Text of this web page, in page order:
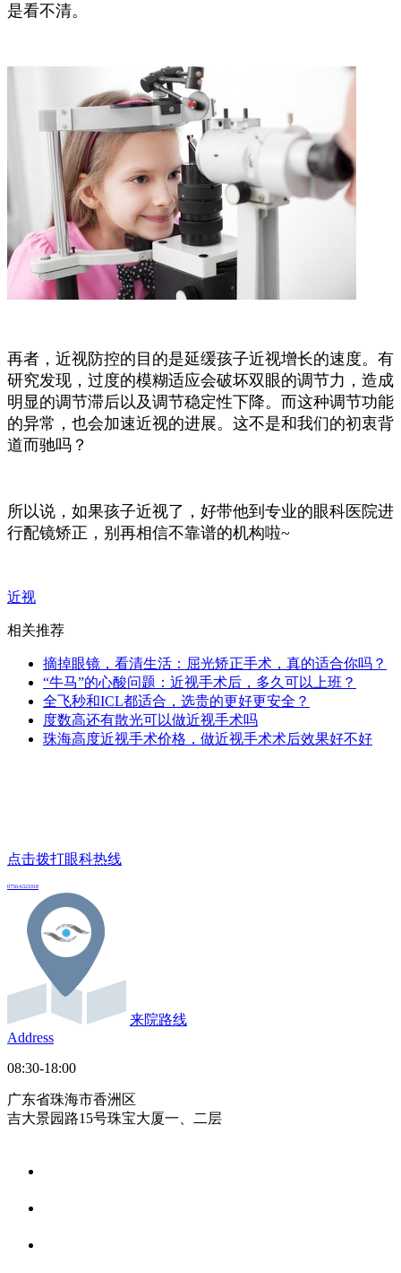
是看不清。
再者，近视防控的目的是延缓孩子近视增长的速度。有
研究发现，过度的模糊适应会破坏双眼的调节力，造成
明显的调节滞后以及调节稳定性下降。而这种调节功能
的异常，也会加速近视的进展。这不是和我们的初衷背
道而驰吗？
所以说，如果孩子近视了，好带他到专业的眼科医院进
行配镜矫正，别再相信不靠谱的机构啦~
近视
相关推荐
摘掉眼镜，看清生活：屈光矫正手术，真的适合你吗？
“牛马”的心酸问题：近视手术后，多久可以上班？
全飞秒和ICL都适合，选贵的更好更安全？
度数高还有散光可以做近视手术吗
珠海高度近视手术价格，做近视手术术后效果好不好
点击拨打眼科热线
0756-6321018
来院路线
Address
08:30-18:00
广东省珠海市香洲区
吉大景园路15号珠宝大厦一、二层